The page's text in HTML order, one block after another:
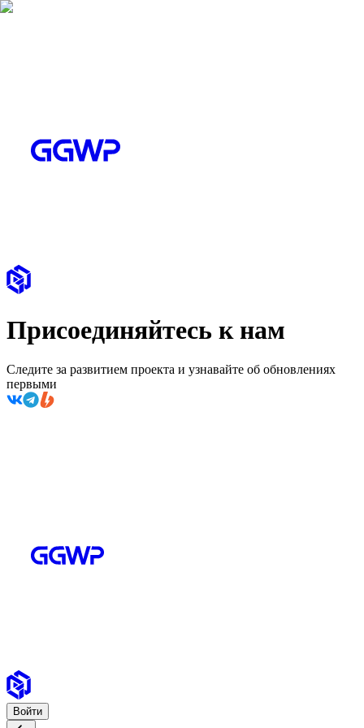
Присоединяйтесь к нам
Следите за развитием проекта и узнавайте об обновлениях
первыми
Войти